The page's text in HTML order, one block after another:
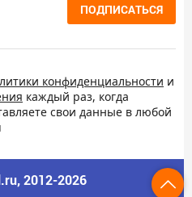
ПОДПИСАТЬСЯ
конфиденциальности и
каждый раз, когда
свои данные в любой
2012-2026